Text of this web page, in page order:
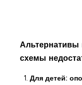
Альтернативы
схемы
Для детей: